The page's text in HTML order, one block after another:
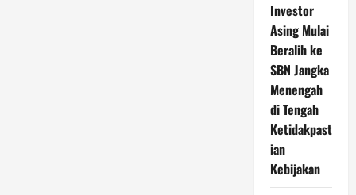
Investor
Asing Mulai
Beralih ke
SBN Jangka
Menengah
di Tengah
Ketidakpast
ian
Kebijakan